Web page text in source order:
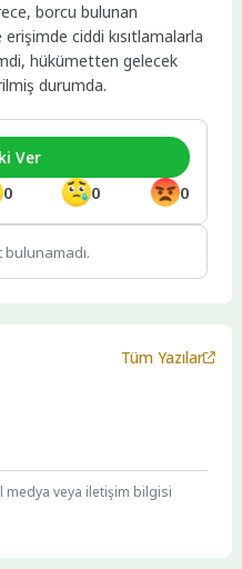
borcu bulunan
ciddi kısıtlamalarla
hükümetten gelecek
durumda.
0 0 0
Ver
bulunamadı.
Tüm Yazılar
medya veya iletişim bilgisi